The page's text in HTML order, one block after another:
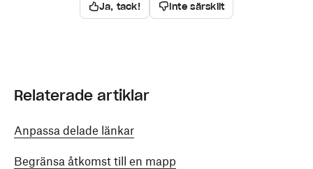
Ja, tack! Inte särskilt
Relaterade artiklar
Anpassa delade länkar
Begränsa åtkomst till en mapp